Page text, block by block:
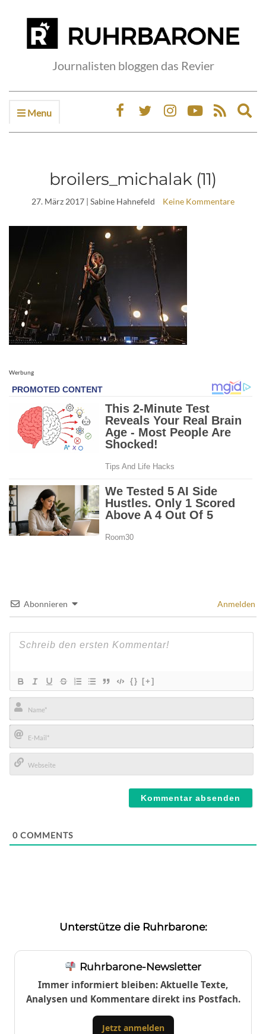
Journalisten bloggen das Revier
Menu
broilers_michalak (11)
27. März 2017 | Sabine Hahnefeld Keine Kommentare
Werbung
Abonnieren Anmelden
{} [+]
Name*
E-
Mail*
0 COMMENTS
Unterstütze die Ruhrbarone:
Ruhrbarone-Newsletter
Immer informiert bleiben: Aktuelle Texte,
Analysen und Kommentare direkt ins Postfach.
Jetzt anmelden